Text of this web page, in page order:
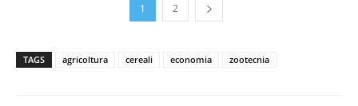
1 2
TAGS agricoltura cereali economia zootecnia